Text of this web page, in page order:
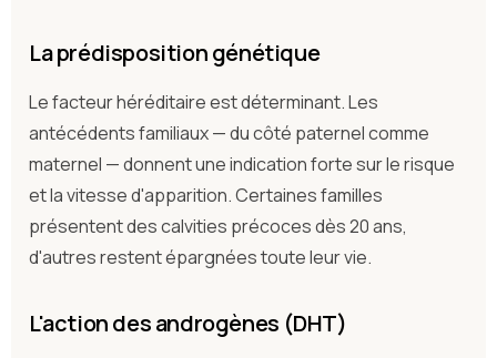
La prédisposition génétique
Le facteur héréditaire est déterminant. Les
antécédents familiaux — du côté paternel comme
maternel — donnent une indication forte sur le risque
et la vitesse d'apparition. Certaines familles
présentent des calvities précoces dès 20 ans,
d'autres restent épargnées toute leur vie.
L'action des androgènes (DHT)